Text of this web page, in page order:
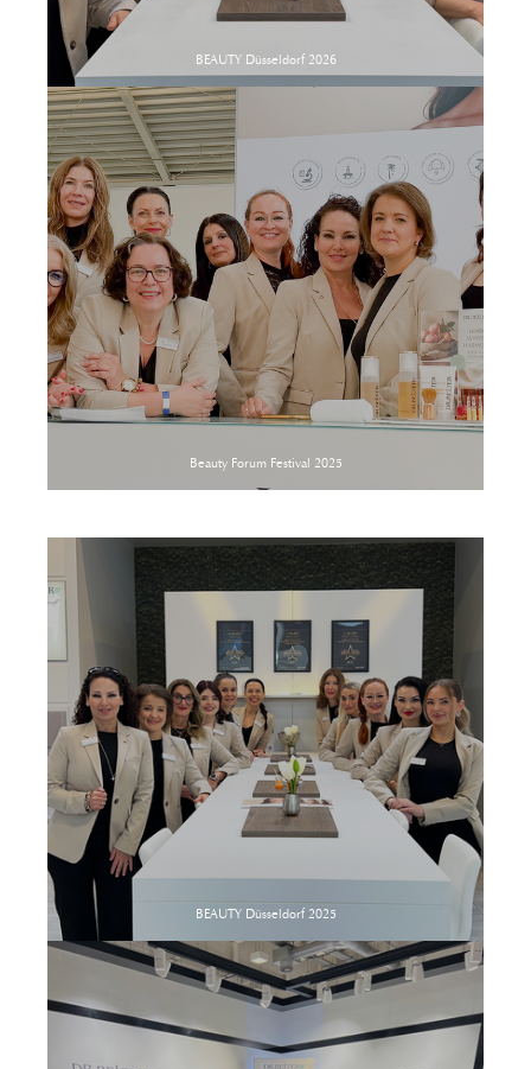
BEAUTY Düsseldorf 2026
Beauty Forum Festival 2025
BEAUTY Düsseldorf 2025